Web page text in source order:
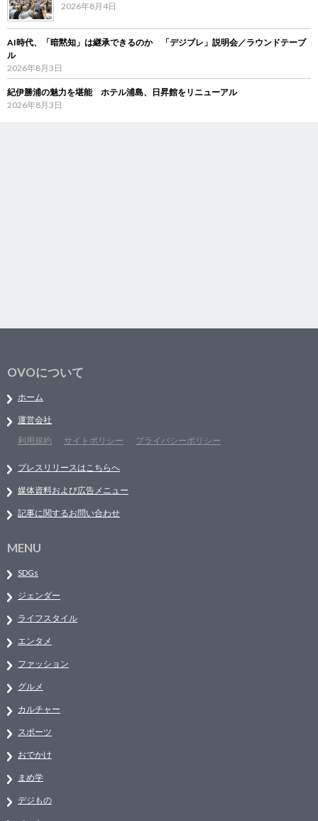
2026年8月4日
AI時代、「暗黙知」は継承できるのか 「デジブレ」説明会／ラウンドテーブ
ル
2026年8月3日
紀伊勝浦の魅力を堪能 ホテル浦島、日昇館をリニューアル
2026年8月3日
OVOについて
ホーム
運営会社
利用規約
サイトポリシー プライバシーポリシー
プレスリリースはこちらへ
媒体資料および広告メニュー
記事に関するお問い合わせ
MENU
SDGs
ジェンダー
ライフスタイル
エンタメ
ファッション
グルメ
カルチャー
スポーツ
おでかけ
まめ学
デジもの